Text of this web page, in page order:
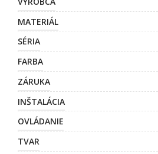
MATERIÁL
SÉRIA
FARBA
ZÁRUKA
INŠTALÁCIA
OVLÁDANIE
TVAR